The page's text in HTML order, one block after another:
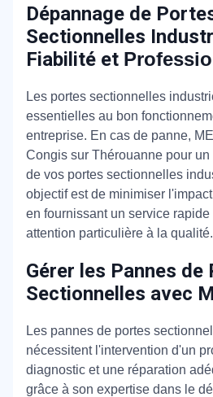
Dépannage de
Sectionnelles
Fiabilité et
Les portes sectionnelles
essentielles au bon
entreprise. En cas de panne,
Congis sur Thérouanne pour
de vos portes sectionnelles
objectif est de minimiser
en fournissant un service
attention particulière à la qualité.
Gérer les Pannes de
Sectionnelles avec
Les pannes de portes
nécessitent l'intervention d'un
diagnostic et une réparation
grâce à son expertise dans le